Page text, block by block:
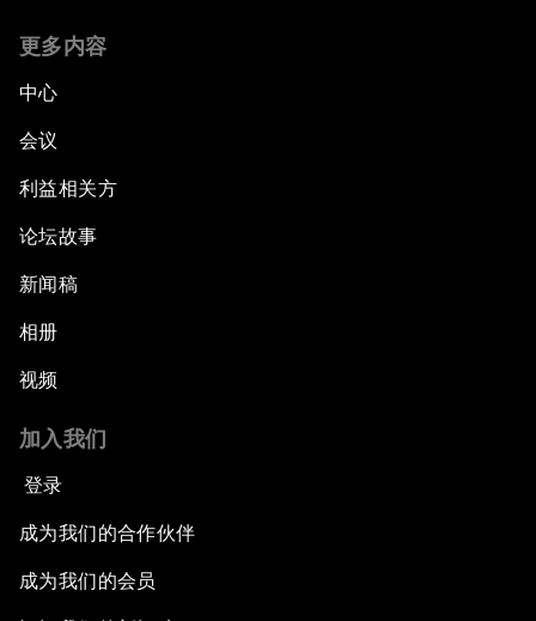
更多内容
中心
会议
利益相关方
论坛故事
新闻稿
相册
视频
加入我们
登录
成为我们的合作伙伴
成为我们的会员